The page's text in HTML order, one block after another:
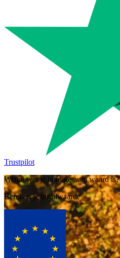
Trustpilot
Weten wat je huidige auto waard is?
Bereken je inruilwaarde